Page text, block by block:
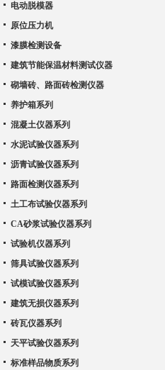
电动脱模器
原位压力机
漆膜检测设备
建筑节能保温材料测试仪器
砌墙砖、路面砖检测仪器
养护箱系列
混凝土仪器系列
水泥试验仪器系列
沥青试验仪器系列
路面检测仪器系列
土工布试验仪器系列
CA砂浆试验仪器系列
试验机仪器系列
筛具试验仪器系列
试模试验仪器系列
建筑无损仪器系列
砖瓦仪器系列
天平试验仪器系列
标准样品物质系列